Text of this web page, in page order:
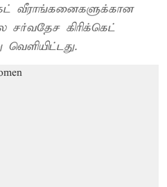
வீராங்கனைகளுக்கான
சர்வதேச கிரிக்கெட்
வெளியிட்டது.